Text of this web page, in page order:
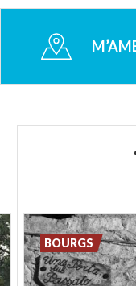
Le Château de
seul château du
d'Iseo en un
BOURGS